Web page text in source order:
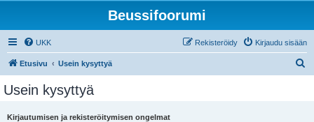
Beussifoorumi
UKK Kirjaudu sisään
Rekisteröidy
Etusivu Usein kysyttyä
Usein kysyttyä
Kirjautumisen ja rekisteröitymisen ongelmat